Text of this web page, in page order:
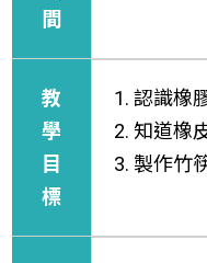
間
教
學
目
標
1. 認識橡
2. 知道橡
3. 製作竹